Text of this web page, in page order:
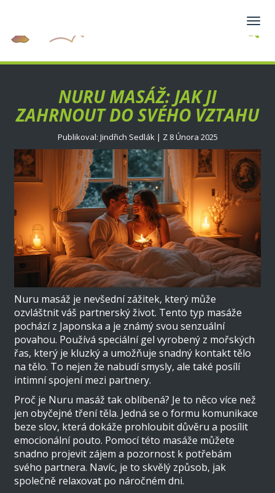
NURU MASÁŽ: JAK JI
ZAHRNOUT DO SVÉHO VZTAHU
Publikoval: Jindřich Sedlák | Z 8 Února 2025
Nuru masáž je nevšední zážitek, který může
ozvláštnit váš partnerský život. Tento typ masáže
pochází z Japonska a je známý svou senzuální
povahou. Používá speciální gel vyrobený z mořských
řas, který je kluzký a umožňuje snadný kontakt tělo
na tělo. To nejen že nabudí smysly, ale také posílí
intimní spojení mezi partnery.
Proč je Nuru masáž tak oblíbená? Je to něco více než
jen obyčejné tření těla. Jedná se o formu komunikace
beze slov, která dokáže prohloubit důvěru a posílit
emocionální pouto. Pomocí této masáže můžete
snadno projevit zájem a pozornost k potřebám
svého partnera. Navíc, je to skvělý způsob, jak
společně relaxovat po náročném dni.